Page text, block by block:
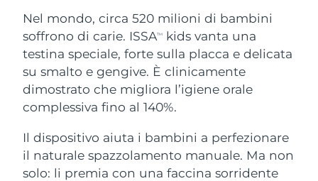
Nel mondo, circa 520 milioni di bambini
soffrono di carie. ISSATM
kids vanta una
testina speciale, forte sulla placca e delicata
su smalto e gengive. È clinicamente
dimostrato che migliora l’igiene orale
complessiva fino al 140%.
Il dispositivo aiuta i bambini a perfezionare
il naturale spazzolamento manuale. Ma non
solo: li premia con una faccina sorridente
LUNA™ 4 Plus
Massage, LED heating
LUNA™ 4 Men
For men, anti-aging massage
BEAR™ 2 go
Microcurrent toning on-the-go
BEAR™ 2 eyes & lips
Microcurrent line smoothing device
Idratazione
UFO™ 3 pacchetto
Deep facial hydration
Near-infrared and red light therapy
device
Igiene orale
issa™ 4
Hybrid silicone sonic toothbrush
issa™ 4 plus
Smart hybrid silicone sonic toothbrush
TRATTAMENTI ANTI-AGE FAQ™
Anti-age Trattamenti LED
NEW
Bosnia ed
Erzegovina
Consegna stimata8/12/26
Brunei Consegna stimata
Bulgaria Consegna stimata
Canada Consegna stimata8/13/26
Cile Consegna stimata 8/13/26